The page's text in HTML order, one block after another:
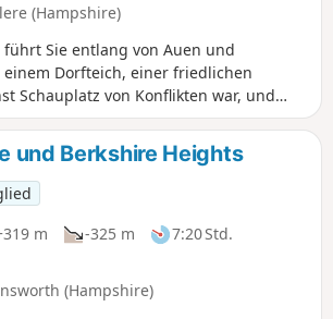
(Hampshire)
führt Sie entlang von Auen und
einem Dorfteich, einer friedlichen
Schauplatz von Konflikten war, und
Kanal. Die Schneeglöckchen sind auf
im Februar besonders schön.
und Berkshire Heights
m -325 m
7:20 Std.
(Hampshire)